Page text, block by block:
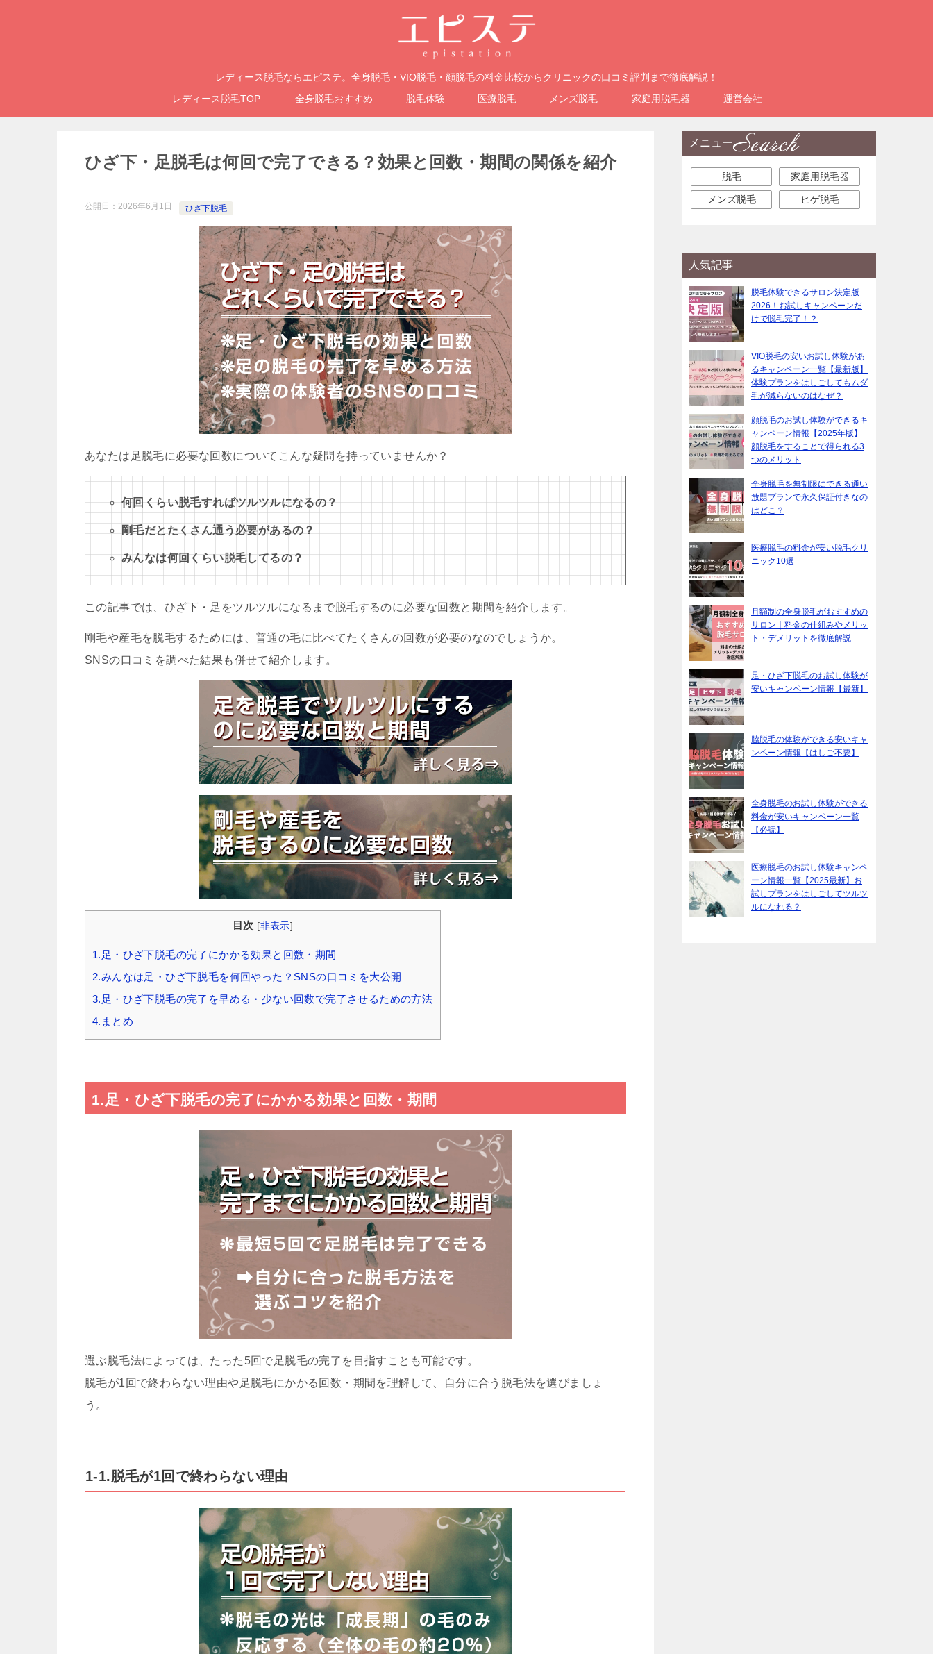
レディース脱毛ならエピステ。全身脱毛・VIO脱毛・顔脱毛の料金比較からクリニックの口コミ評判まで徹底解説！
レディース脱毛TOP
全身脱毛おすすめ 脱毛体験 医療脱毛 メンズ脱毛 家庭用脱毛器 運営会社
ひざ下・足脱毛は何回で完了できる？効果と回数・期間の関係を紹介
公開日： 2026年6月1日 ひざ下脱毛
あなたは足脱毛に必要な回数についてこんな疑問を持っていませんか？
何回くらい脱毛すればツルツルになるの？
剛毛だとたくさん通う必要があるの？
みんなは何回くらい脱毛してるの？
この記事では、ひざ下・足をツルツルになるまで脱毛するのに必要な回数と期間を紹介します。
剛毛や産毛を脱毛するためには、普通の毛に比べてたくさんの回数が必要のなのでしょうか。
SNSの口コミを調べた結果も併せて紹介します。
目次 [非表示]
1.足・ひざ下脱毛の完了にかかる効果と回数・期間
2.みんなは足・ひざ下脱毛を何回やった？SNSの口コミを大公開
3.足・ひざ下脱毛の完了を早める・少ない回数で完了させるための方法
4.まとめ
1.足・ひざ下脱毛の完了にかかる効果と回数・期間
選ぶ脱毛法によっては、たった5回で足脱毛の完了を目指すことも可能です。
脱毛が1回で終わらない理由や足脱毛にかかる回数・期間を理解して、自分に合う脱毛法を選びましょ
う。
1-1.脱毛が1回で終わらない理由
メニュー
脱毛 家庭用脱毛器
メンズ脱毛 ヒゲ脱毛
人気記事
脱毛体験できるサロン決定版
2026！お試しキャンペーンだ
けで脱毛完了！？
VIO脱毛の安いお試し体験があ
るキャンペーン一覧【最新版】
体験プランをはしごしてもムダ
毛が減らないのはなぜ？
顔脱毛のお試し体験ができるキ
ャンペーン情報【2025年版】
顔脱毛をすることで得られる3
つのメリット
全身脱毛を無制限にできる通い
放題プランで永久保証付きなの
はどこ？
医療脱毛の料金が安い脱毛クリ
ニック10選
月額制の全身脱毛がおすすめの
サロン｜料金の仕組みやメリッ
ト・デメリットを徹底解説
足・ひざ下脱毛のお試し体験が
安いキャンペーン情報【最新】
脇脱毛の体験ができる安いキャ
ンペーン情報【はしご不要】
全身脱毛のお試し体験ができる
料金が安いキャンペーン一覧
【必読】
医療脱毛のお試し体験キャンペ
ーン情報一覧【2025最新】お
試しプランをはしごしてツルツ
ルになれる？